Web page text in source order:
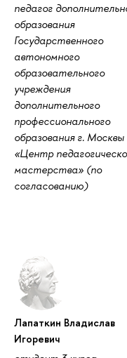
педагог
образования
Государственного
автономного
образовательного
учреждения
дополнительного
профессионального
образования г. Москвы
«Центр
мастерства» (по
согласованию)
Лапаткин Владислав
Игоревич